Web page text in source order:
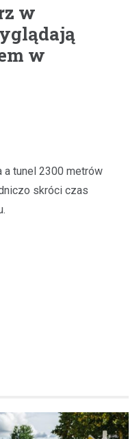
w
w
a tunel 2300 metrów
skróci czas